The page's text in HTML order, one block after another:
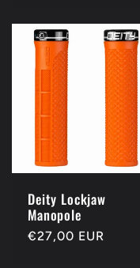
Deity Lockjaw
Manopole
Prezzo
€27,00 EUR